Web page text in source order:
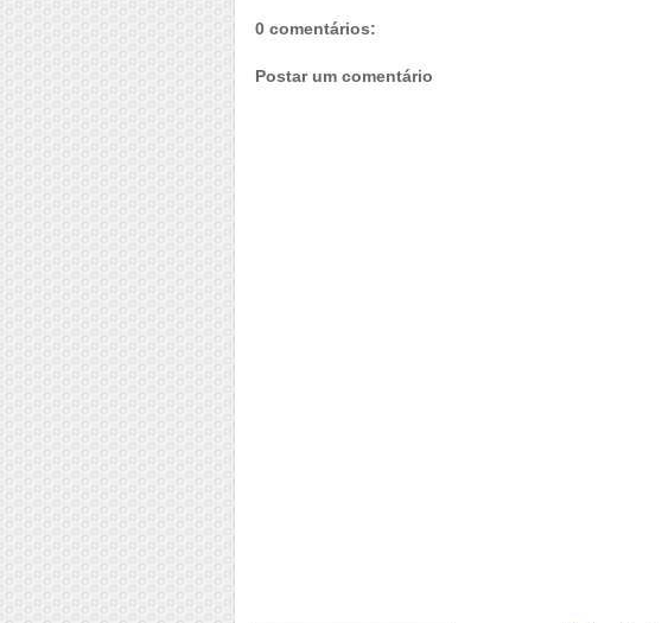
0 comentários:
Postar um comentário